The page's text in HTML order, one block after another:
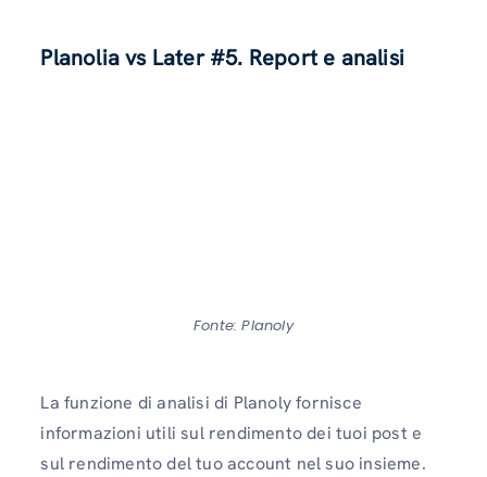
Planolia vs Later #5. Report e analisi
Fonte: Planoly
La funzione di analisi di Planoly fornisce
informazioni utili sul rendimento dei tuoi post e
sul rendimento del tuo account nel suo insieme.